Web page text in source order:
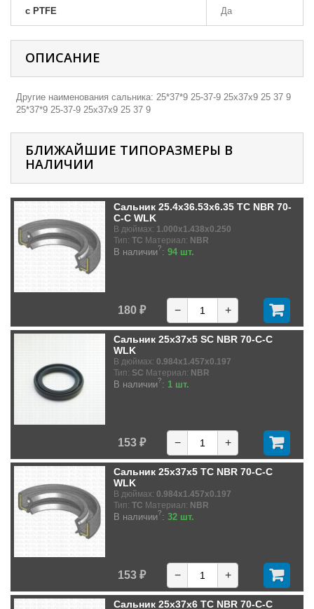
с PTFE Да
ОПИСАНИЕ
Другие наименования сальника: 25*37*9 25-37-9 25х37х9 25 37 9
25*37*9 25-37-9 25х37х9 25 37 9
БЛИЖАЙШИЕ ТИПОРАЗМЕРЫ В
НАЛИЧИИ
Сальник 25.4x36.53x6.35 TC NBR 70-
C-C WLK
В дюймах: 1.000x1.438x0.250
Тип: TC Материал: NBR
В наличии?: 94 шт.
180 ₽ − +
Сальник 25x37x5 SC NBR 70-C-C
WLK
В дюймах: 0.984x1.457x0.197
Тип: SC Материал: NBR
В наличии?: 1 шт.
153 ₽ − +
Сальник 25x37x5 TC NBR 70-C-C
WLK
В дюймах: 0.984x1.457x0.197
Тип: TC Материал: NBR
В наличии?: 32 шт.
153 ₽ − +
Сальник 25x37x6 TC NBR 70-C-C